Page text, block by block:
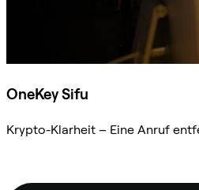
OneKey Sifu
Krypto-Klarheit – Eine Anruf